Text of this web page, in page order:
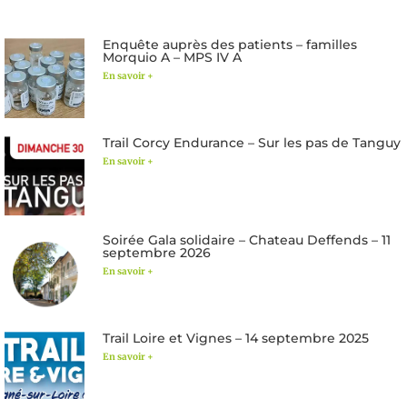
Enquête auprès des patients – familles
Morquio A – MPS IV A
En savoir +
Trail Corcy Endurance – Sur les pas de Tanguy
En savoir +
Soirée Gala solidaire – Chateau Deffends – 11
septembre 2026
En savoir +
Trail Loire et Vignes – 14 septembre 2025
En savoir +